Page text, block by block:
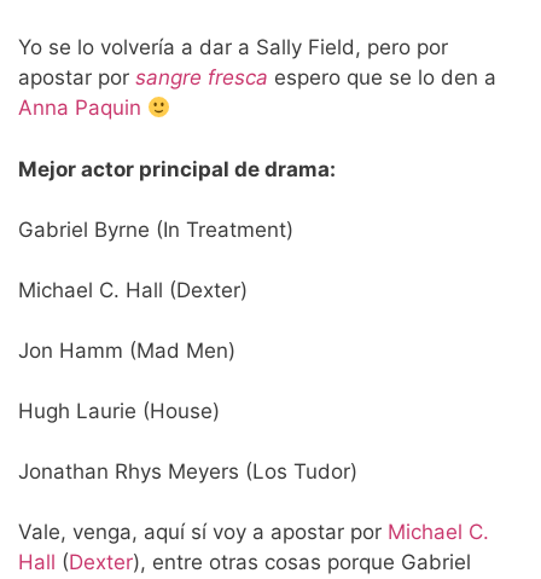
Yo se lo volvería a dar a Sally Field, pero por
apostar por sangre fresca espero que se lo den a
Anna Paquin
Mejor actor principal de drama:
Gabriel Byrne (In Treatment)
Michael C. Hall (Dexter)
Jon Hamm (Mad Men)
Hugh Laurie (House)
Jonathan Rhys Meyers (Los Tudor)
Vale, venga, aquí sí voy a apostar por Michael C.
Hall (Dexter), entre otras cosas porque Gabriel